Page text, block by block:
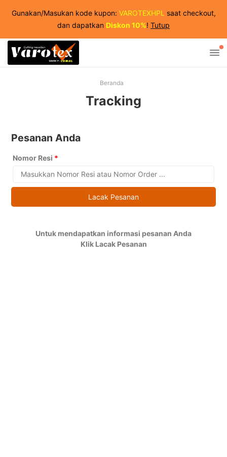
Gunakan/Masukan kode kupon: VAROTEXHPL saat checkout,
dan dapatkan Diskon 10%! Tutup
Beranda
Tracking
Pesanan Anda
Nomor Resi *
Lacak Pesanan
Untuk mendapatkan informasi pesanan Anda
Klik Lacak Pesanan